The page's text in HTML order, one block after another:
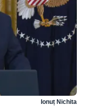
Ionuț Nichita